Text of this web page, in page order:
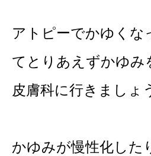
アトピーでかゆくな
てとりあえずかゆみ
皮膚科に行きましょ
かゆみが慢性化した